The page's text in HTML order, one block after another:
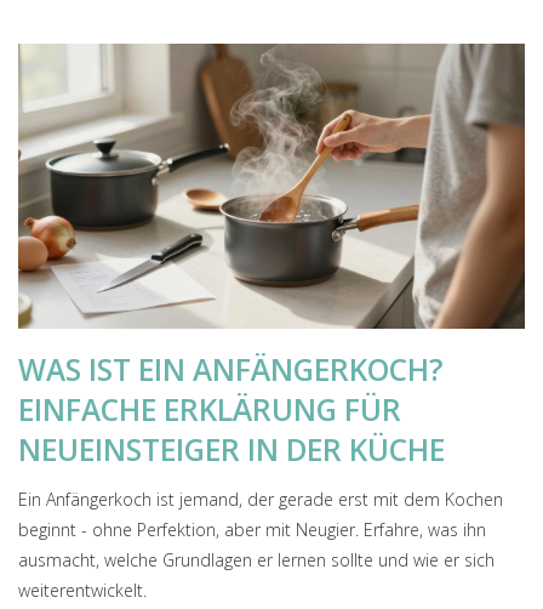
WAS IST EIN ANFÄNGERKOCH?
EINFACHE ERKLÄRUNG FÜR
NEUEINSTEIGER IN DER KÜCHE
Ein Anfängerkoch ist jemand, der gerade erst mit dem Kochen
beginnt - ohne Perfektion, aber mit Neugier. Erfahre, was ihn
ausmacht, welche Grundlagen er lernen sollte und wie er sich
weiterentwickelt.